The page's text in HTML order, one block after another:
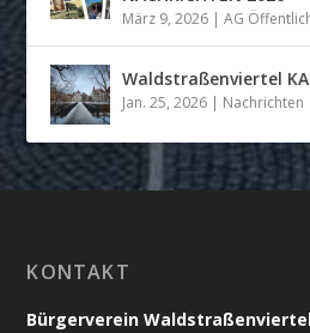
März 9, 2026 |AG
Waldstraßenviertel
Jan. 25, 2026 | Nachrichten
KONTAKT
Bürgerverein